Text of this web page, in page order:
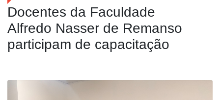
Docentes da Faculdade
Alfredo Nasser de Remanso
participam de capacitação